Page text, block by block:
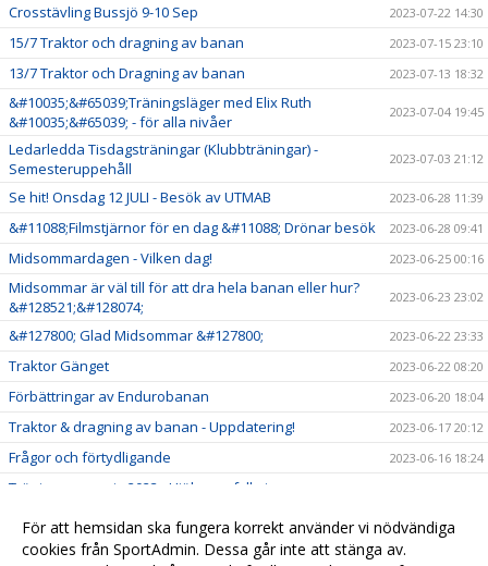
Crosstävling Bussjö 9-10 Sep 2023-07-22 14:30
15/7 Traktor och dragning av banan 2023-07-15 23:10
13/7 Traktor och Dragning av banan 2023-07-13 18:32
&#10035;&#65039;Träningsläger med Elix Ruth
&#10035;&#65039; - för alla nivåer
2023-07-04 19:45
Ledarledda Tisdagsträningar (Klubbträningar) -
Semesteruppehåll
2023-07-03 21:12
Se hit! Onsdag 12 JULI - Besök av UTMAB 2023-06-28 11:39
&#11088;Filmstjärnor för en dag &#11088; Drönar besök 2023-06-28 09:41
Midsommardagen - Vilken dag! 2023-06-25 00:16
Midsommar är väl till för att dra hela banan eller hur?
&#128521;&#128074;
2023-06-23 23:02
&#127800; Glad Midsommar &#127800; 2023-06-22 23:33
Traktor Gänget 2023-06-22 08:20
Förbättringar av Endurobanan 2023-06-20 18:04
Traktor & dragning av banan - Uppdatering! 2023-06-17 20:12
Frågor och förtydligande 2023-06-16 18:24
Träningsansvarig 2023 - Hjälp oss fylla i
Lördagsträning och jobb med bevattningen! 2023-06-16 02:19
Ledarledda Tisdagsträningar - Stora som Små! 2023-05-18 07:58
För att hemsidan ska fungera korrekt använder vi nödvändiga
cookies från SportAdmin. Dessa går inte att stänga av.